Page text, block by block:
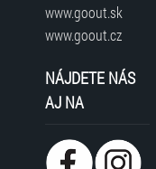
www.goout.sk
www.goout.cz
NÁJDETE NÁS
AJ NA